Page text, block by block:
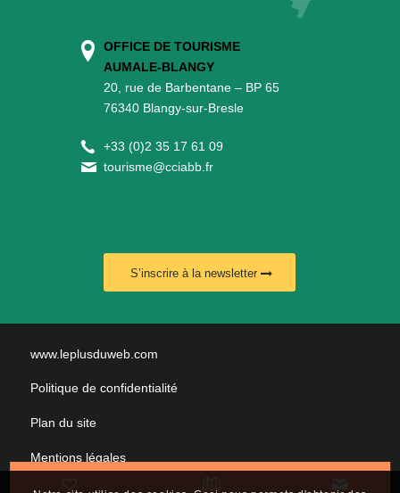
OFFICE DE TOURISME
AUMALE-BLANGY
20, rue de Barbentane – BP 65
76340 Blangy-sur-Bresle
+33 (0)2 35 17 61 09
tourisme@cciabb.fr
S’inscrire à la newsletter
www.leplusduweb.com
Politique de confidentialité
Plan du site
Mentions légales